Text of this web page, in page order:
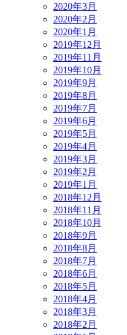
2020年3月
2020年2月
2020年1月
2019年12月
2019年11月
2019年10月
2019年9月
2019年8月
2019年7月
2019年6月
2019年5月
2019年4月
2019年3月
2019年2月
2019年1月
2018年12月
2018年11月
2018年10月
2018年9月
2018年8月
2018年7月
2018年6月
2018年5月
2018年4月
2018年3月
2018年2月